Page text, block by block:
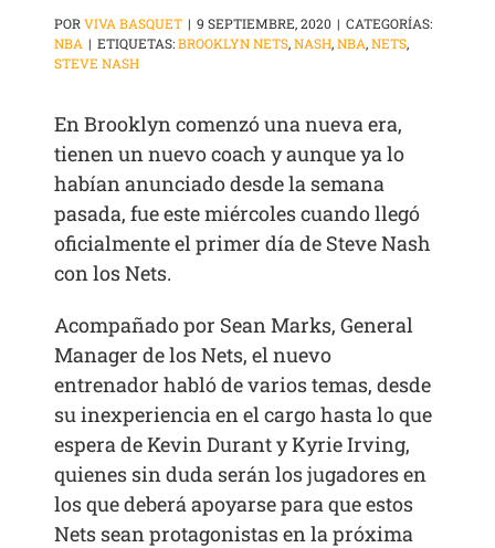
PORVIVA BASQUET | 9 SEPTIEMBRE, 2020 | CATEGORÍAS:
NBA | ETIQUETAS:BROOKLYN NETS,NASH,NBA,NETS,
STEVE NASH
En Brooklyn comenzó una nueva era,
tienen un nuevo coach y aunque ya lo
habían anunciado desde la semana
pasada, fue este miércoles cuando llegó
oficialmente el primer día de Steve Nash
con los Nets.
Acompañado por Sean Marks, General
Manager de los Nets, el nuevo
entrenador habló de varios temas, desde
su inexperiencia en el cargo hasta lo que
espera de Kevin Durant y Kyrie Irving,
quienes sin duda serán los jugadores en
los que deberá apoyarse para que estos
Nets sean protagonistas en la próxima